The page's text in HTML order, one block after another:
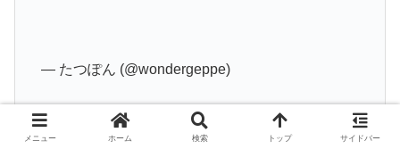
— たつぽん (@wondergeppe)
メニュー ホーム 検索 トップ サイドバー